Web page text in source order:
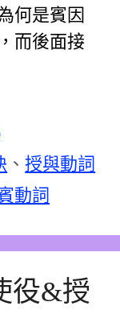
何是賓因
而後面接
、授與動詞
動詞
役&授